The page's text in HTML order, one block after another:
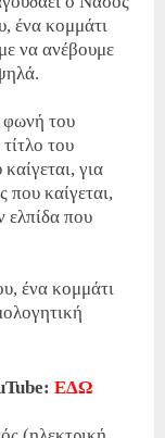
ένα κομμάτι
να ανέβουμε
του
του
για
που καίγεται,
ελπίδα που
ένα κομμάτι
ΕΔΩ